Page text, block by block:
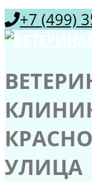
+7 (499)
УЛИЦА